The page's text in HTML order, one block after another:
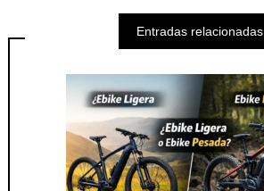
Entradas relacionadas